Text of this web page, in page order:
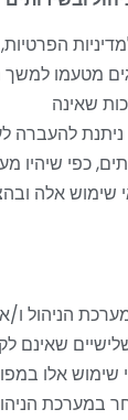
,
מטעמו
שאינה
ניתנת להעברה
כפי
שימוש אלה
הניהול ו/
שאינם
אלו